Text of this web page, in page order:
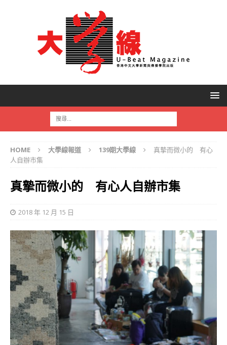
HOME 大學線報道 139期大學線
真摯而微小的 有心
人自辦市集
真摯而微小的 有心人自辦市集
2018 年 12 月 15 日